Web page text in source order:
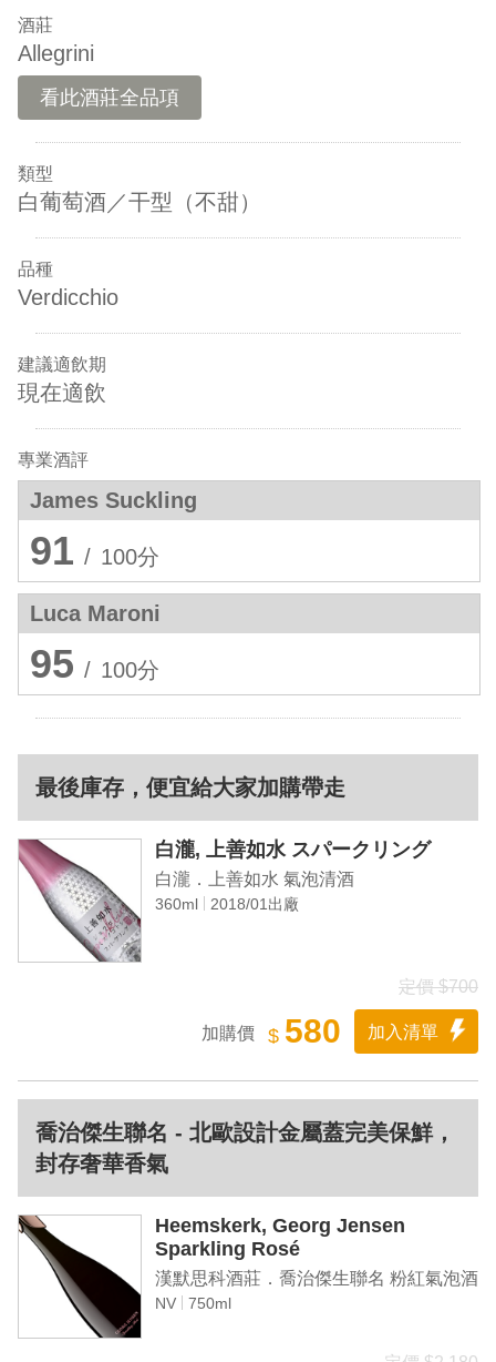
酒莊
Allegrini
看此酒莊全品項
類型
白葡萄酒／干型（不甜）
品種
Verdicchio
建議適飲期
現在適飲
專業酒評
James Suckling
91 / 100分
Luca Maroni
95 / 100分
最後庫存，便宜給大家加購帶走
白瀧, 上善如水 スパークリング
白瀧．上善如水 氣泡清酒
360ml 2018/01出廠
定價 $700
$ 580 加入清單
加購價
喬治傑生聯名 - 北歐設計金屬蓋完美保鮮，
封存奢華香氣
Heemskerk, Georg Jensen
Sparkling Rosé
漢默思科酒莊．喬治傑生聯名 粉紅氣泡酒
NV 750ml